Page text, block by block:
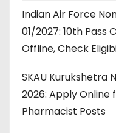
Indian Air Force
01/2027: 10th Pass
Offline, Check
SKAU Kurukshetra
2026: Apply Online
Pharmacist Posts